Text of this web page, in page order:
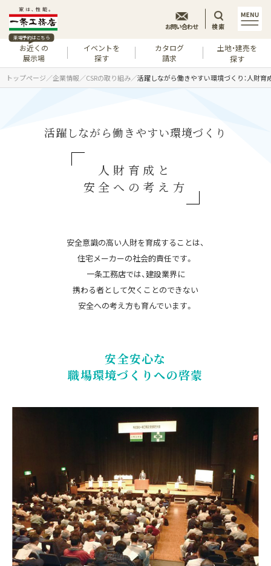
来場予約はこちら
お近くの
展示場
イベントを
探す
カタログ
請求
土地・建売を
探す
お問い合わせ 検索
トップページ 企業情報 CSRの取り組み 活躍しながら働きやすい環境づくり：人財育
活躍しながら働きやすい環境づくり
人財育成と
安全への考え方
安全意識の高い人財を育成することは、
住宅メーカーの社会的責任です。
一条工務店では、建設業界に
携わる者として欠くことのできない
安全への考え方も育んでいます。
安全安心な
職場環境づくりへの啓蒙